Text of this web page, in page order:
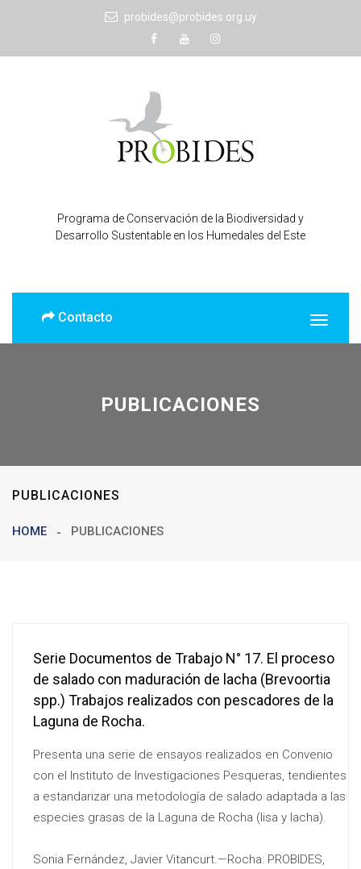
probides@probides.org.uy
Programa de Conservación de la Biodiversidad y
Desarrollo Sustentable en los Humedales del Este
Contacto
PUBLICACIONES
PUBLICACIONES
HOME PUBLICACIONES
Serie Documentos de Trabajo N° 17. El proceso
de salado con maduración de lacha (Brevoortia
spp.) Trabajos realizados con pescadores de la
Laguna de Rocha.
Presenta una serie de ensayos realizados en Convenio
con el Instituto de Investigaciones Pesqueras, tendientes
a estandarizar una metodología de salado adaptada a las
especies grasas de la Laguna de Rocha (lisa y lacha).
Sonia Fernández, Javier Vitancurt.—Rocha: PROBIDES,